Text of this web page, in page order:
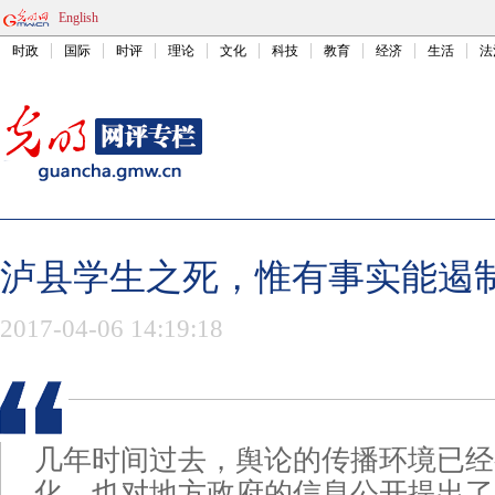
English
时政 国际 时评 理论 文化 科技 教育 经济 生活
泸县学生之死，惟有事实能遏
2017-04-06 14:19:18
几年时间过去，舆论的传播环境已